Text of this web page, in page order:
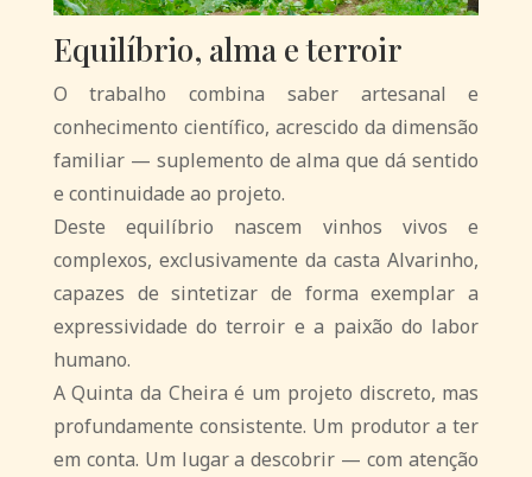
Equilíbrio, alma e terroir
O trabalho combina saber artesanal e
conhecimento científico, acrescido da dimensão
familiar — suplemento de alma que dá sentido
e continuidade ao projeto.
Deste equilíbrio nascem vinhos vivos e
complexos, exclusivamente da casta Alvarinho,
capazes de sintetizar de forma exemplar a
expressividade do terroir e a paixão do labor
humano.
A Quinta da Cheira é um projeto discreto, mas
profundamente consistente. Um produtor a ter
em conta. Um lugar a descobrir — com atenção